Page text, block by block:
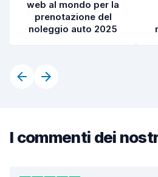
web al mondo per la
prenotazione del
noleggio auto 2025
I commenti dei